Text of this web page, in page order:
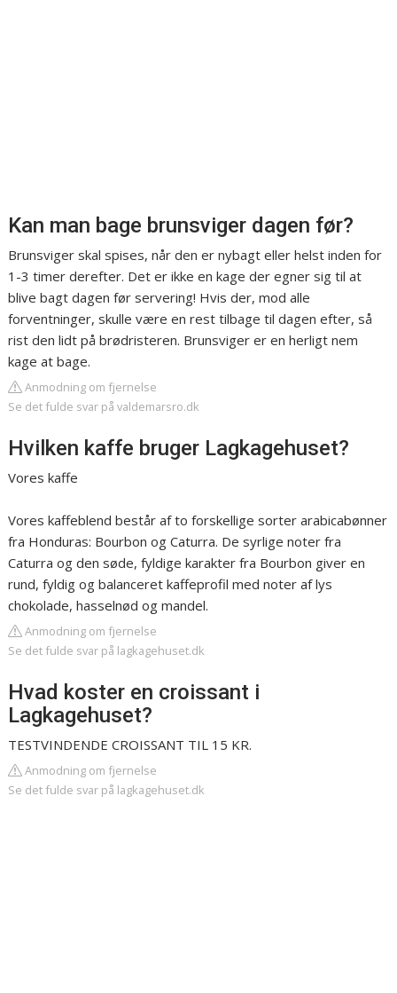
Kan man bage brunsviger dagen før?
Brunsviger skal spises, når den er nybagt eller helst inden for
1-3 timer derefter. Det er ikke en kage der egner sig til at
blive bagt dagen før servering! Hvis der, mod alle
forventninger, skulle være en rest tilbage til dagen efter, så
rist den lidt på brødristeren. Brunsviger er en herligt nem
kage at bage.
Anmodning om fjernelse
Se det fulde svar på valdemarsro.dk
Hvilken kaffe bruger Lagkagehuset?
Vores kaffe
Vores kaffeblend består af to forskellige sorter arabicabønner
fra Honduras: Bourbon og Caturra. De syrlige noter fra
Caturra og den søde, fyldige karakter fra Bourbon giver en
rund, fyldig og balanceret kaffeprofil med noter af lys
chokolade, hasselnød og mandel.
Anmodning om fjernelse
Se det fulde svar på lagkagehuset.dk
Hvad koster en croissant i
Lagkagehuset?
TESTVINDENDE CROISSANT TIL 15 KR.
Anmodning om fjernelse
Se det fulde svar på lagkagehuset.dk